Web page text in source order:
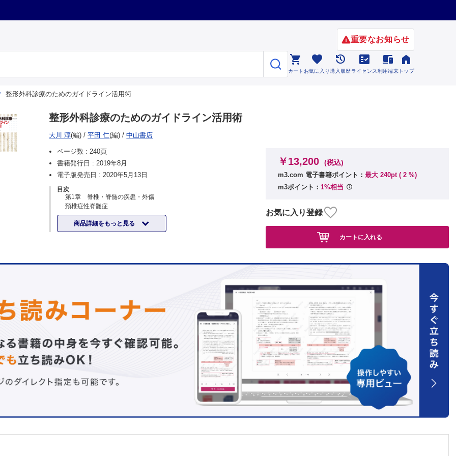
重要なお知らせ

カート

お気に入り

購入履歴

ライセンス

利用端末

トップ
整形外科診療のためのガイドライン活用術
整形外科診療のためのガイドライン活用術
大川 淳(編) /平田 仁(編) /中山書店
ページ数 :240頁
書籍発行日 :2019年8月
電子版発売日 :2020年5月13日
目次
第1章 脊椎・脊髄の疾患・外傷
頚椎症性脊髄症
頚椎後縦靱帯骨化症
腰痛
腰部脊柱管狭窄症
肩関節周囲障害
上腕骨外側上顆炎
肘関節不安定症（骨折・脱臼を伴う肘複合不安定症）
尺側手関節痛
手の変形性関節症
上肢絞扼性神経障害
小児股関節疾患
膝前十字靱帯損傷
商品詳細をもっと見る
￥13,200 (税込)
m3.com 電子書籍ポイント： 最大 240pt ( 2 %)
m3ポイント： 1%相当
お気に入り登録
カートに入れる